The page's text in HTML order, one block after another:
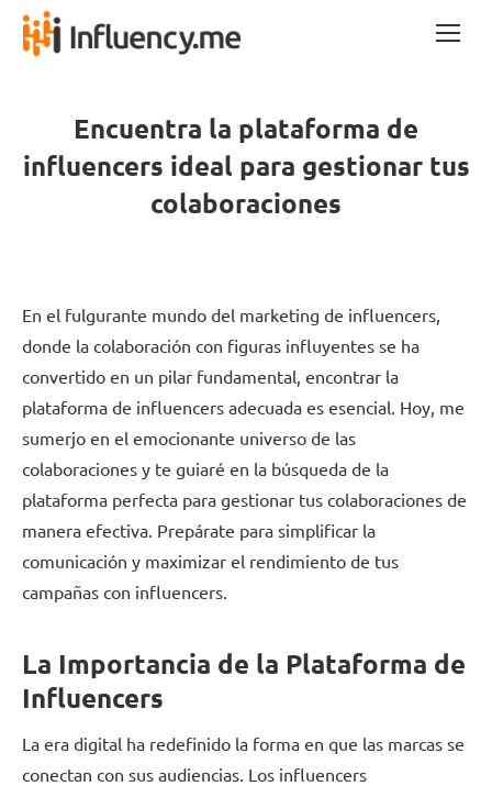
Encuentra la plataforma de
influencers ideal para gestionar tus
colaboraciones
En el fulgurante mundo del marketing de influencers,
donde la colaboración con figuras influyentes se ha
convertido en un pilar fundamental, encontrar la
plataforma de influencers adecuada es esencial. Hoy, me
sumerjo en el emocionante universo de las
colaboraciones y te guiaré en la búsqueda de la
plataforma perfecta para gestionar tus colaboraciones de
manera efectiva. Prepárate para simplificar la
comunicación y maximizar el rendimiento de tus
campañas con influencers.
La Importancia de la Plataforma de
Influencers
La era digital ha redefinido la forma en que las marcas se
conectan con sus audiencias. Los influencers